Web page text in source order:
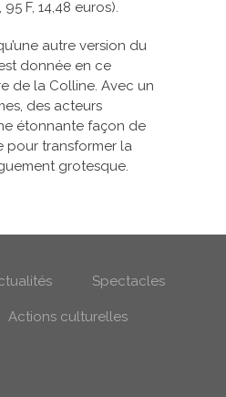
F, 14,48 euros).
autre version du
donnée en ce
de la Colline. Avec un
des acteurs
étonnante façon de
pour transformer la
grotesque.
Spectacles
Actions culturelles